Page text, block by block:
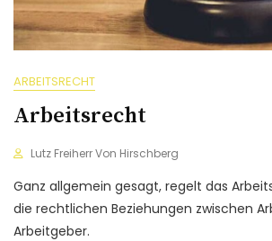
ARBEITSRECHT
Arbeitsrecht
Lutz Freiherr Von Hirschberg
Ganz allgemein gesagt, regelt das
die rechtlichen Beziehungen zwischen
Arbeitgeber.